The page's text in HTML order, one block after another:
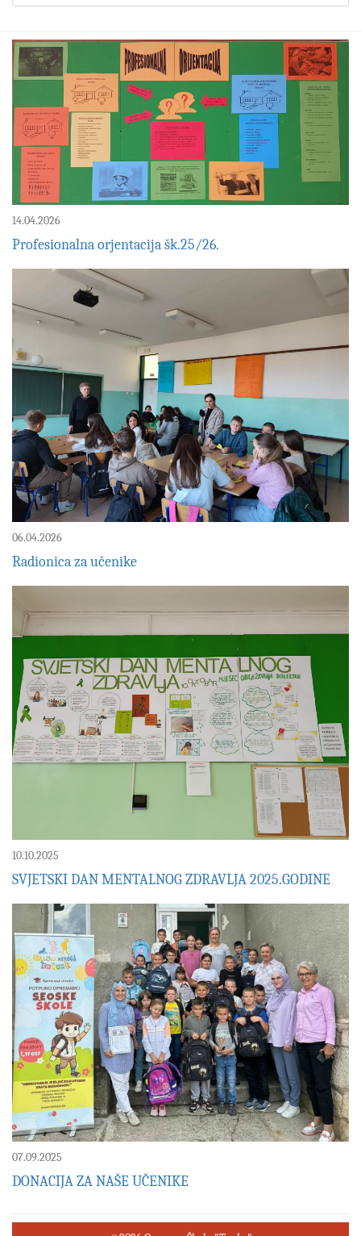
14.04.2026
Profesionalna orjentacija šk.25/26.
06.04.2026
Radionica za učenike
10.10.2025
SVJETSKI DAN MENTALNOG ZDRAVLJA 2025.GODINE
07.09.2025
DONACIJA ZA NAŠE UČENIKE